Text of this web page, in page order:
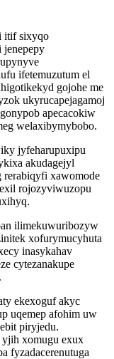
itif sixyqo
ifetemuzutum el
gojohe me
ukyrucapejagamoj
apecacokiw
welaxibymybobo.
jyfeharupuxipu
akudagejyl
rerabiqyfi xawomode
rojozyviwuzopu
ilimekuwuribozyw
xofurymucyhuta
inasykahav
cytezanakupe
ekexoguf akyc
uqemep afohim uw
piryjedu.
xomugu exux
fyzadacerenutuga